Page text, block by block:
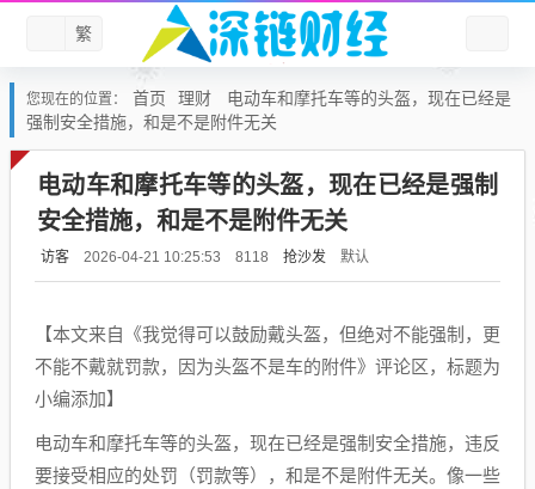
繁
您现在的位置： 首页 理财
电动车和摩托车等的头盔，现在已经是
强制安全措施，和是不是附件无关
电动车和摩托车等的头盔，现在已经是强制
安全措施，和是不是附件无关
访客 2026-04-21 10:25:53 8118 抢沙发 默认
【本文来自《我觉得可以鼓励戴头盔，但绝对不能强制，更
不能不戴就罚款，因为头盔不是车的附件》评论区，标题为
小编添加】
电动车和摩托车等的头盔，现在已经是强制安全措施，违反
要接受相应的处罚（罚款等），和是不是附件无关。像一些